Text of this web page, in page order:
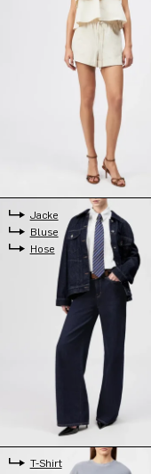
Jacke
Bluse
Hose
T-Shirt